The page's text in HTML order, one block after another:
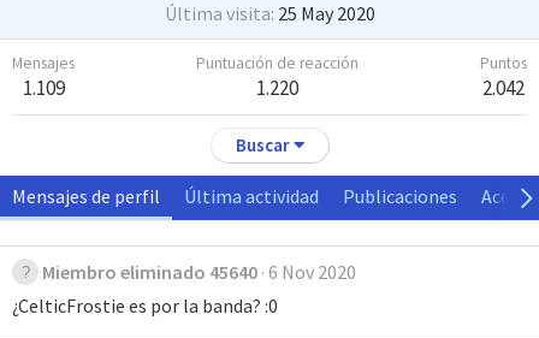
Última visita 25 May 2020
Mensajes
1.109
Puntuación de reacción
1.220
Puntos
2.042
Buscar
Mensajes de perfil Última actividad Publicaciones Acerca
Miembro eliminado 45640 6 Nov 2020
¿CelticFrostie es por la banda? :0